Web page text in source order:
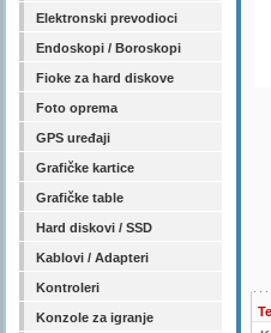
Elektronski prevodioci
Endoskopi / Boroskopi
Fioke za hard diskove
Foto oprema
GPS uređaji
Grafičke kartice
Grafičke table
Hard diskovi / SSD
Kablovi / Adapteri
Kontroleri
Konzole za igranje